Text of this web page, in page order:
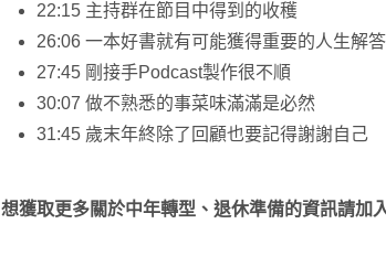
22:15 主持群在節目中得到的收穫
26:06 一本好書就有可能獲得重要的人生解答
27:45 剛接手Podcast製作很不順
30:07 做不熟悉的事菜味滿滿是必然
31:45 歲末年終除了回顧也要記得謝謝自己
想獲取更多關於中年轉型、退休準備的資訊請加